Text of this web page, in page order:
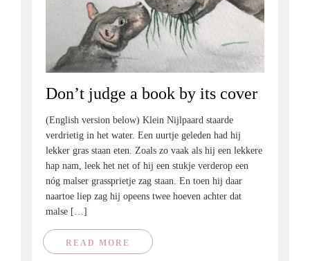
Don’t judge a book by its cover
(English version below) Klein Nijlpaard staarde
verdrietig in het water. Een uurtje geleden had hij
lekker gras staan eten. Zoals zo vaak als hij een lekkere
hap nam, leek het net of hij een stukje verderop een
nóg malser grassprietje zag staan. En toen hij daar
naartoe liep zag hij opeens twee hoeven achter dat
malse […]
READ MORE